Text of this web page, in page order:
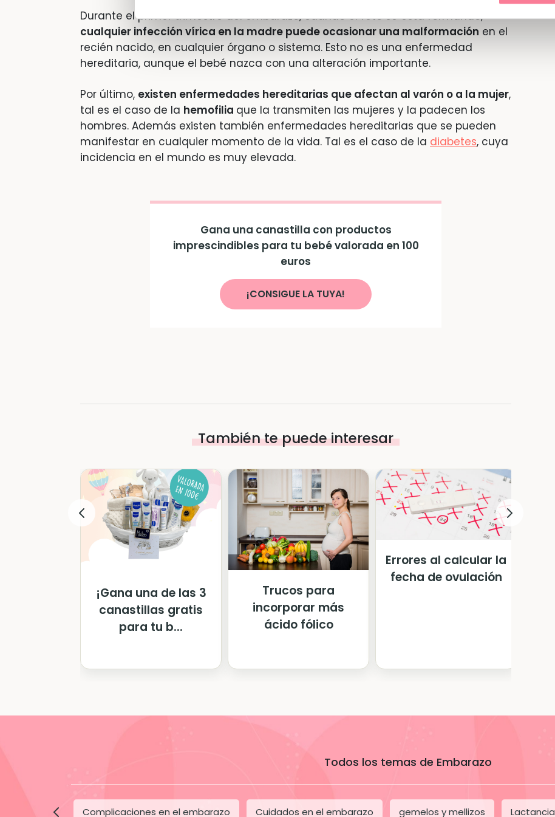
Durante el primer trimestre del embarazo, cuando el feto se está formando,
cualquier infección vírica en la madre puede ocasionar una malformación en el
recién nacido, en cualquier órgano o sistema. Esto no es una enfermedad
hereditaria, aunque el bebé nazca con una alteración importante.
Por último, existen enfermedades hereditarias que afectan al varón o a la mujer,
tal es el caso de la hemofilia que la transmiten las mujeres y la padecen los
hombres. Además existen también enfermedades hereditarias que se pueden
manifestar en cualquier momento de la vida. Tal es el caso de la diabetes, cuya
incidencia en el mundo es muy elevada.
Gana una canastilla con productos
imprescindibles para tu bebé valorada en 100
euros
¡CONSIGUE LA TUYA!
También te puede interesar
¡Gana una de las 3
canastillas gratis
para tu b...
Trucos para
incorporar más
ácido fólico
Errores al calcular la
fecha de ovulación
Todos los temas de Embarazo
Complicaciones en el embarazo Cuidados en el embarazo gemelos y mellizos Lactancia